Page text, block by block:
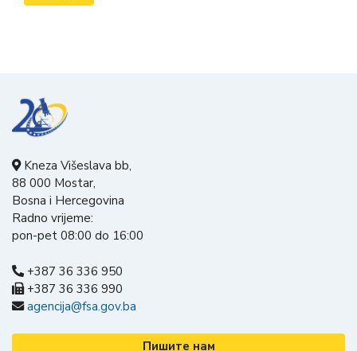
Kneza Višeslava bb,
88 000 Mostar,
Bosna i Hercegovina
Radno vrijeme:
pon-pet 08:00 do 16:00
+387 36 336 950
+387 36 336 990
agencija@fsa.gov.ba
Пишите нам